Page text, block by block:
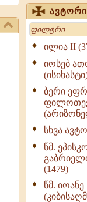
(ნაწილი
Wisdomge
(370)
სულიერი
ნაწილი II
ღმერთი
(287)
ბერის
ავტორი
Search
ილია II
იოსებ
ბერი
სხვა
წმ.
(1479)
წმ.